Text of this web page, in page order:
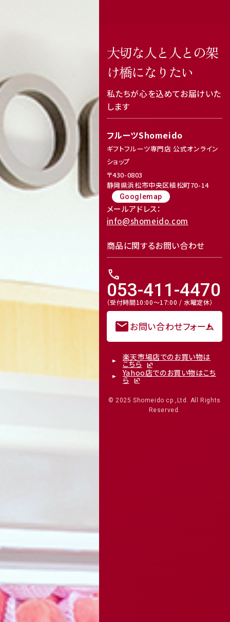
Review
レビューキャンペーンのご案内
receipt_long contact_support
大切な人と人との架
け橋になりたい
私たちが心を込めてお届けいた
します
フルーツShomeido
ギフトフルーツ専門店 公式オンライン
ショップ
〒430-0803
静岡県浜松市中央区植松町70-14
Googlemap
メールアドレス：
info@shomeido.com
商品に関するお問い合わせ
call
053-411-4470
（受付時間10:00～17:00 / 水曜定休）
mailお問い合わせフォーム
楽天市場店でのお買い物は
こちら
Yahoo店でのお買い物はこち
ら
© 2025 Shomeido cp.,Ltd. All Rights
Reserved.